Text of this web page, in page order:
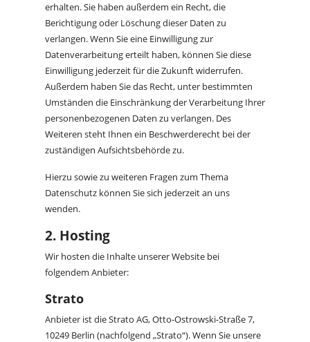
erhalten. Sie haben außerdem ein Recht, die
Berichtigung oder Löschung dieser Daten zu
verlangen. Wenn Sie eine Einwilligung zur
Datenverarbeitung erteilt haben, können Sie diese
Einwilligung jederzeit für die Zukunft widerrufen.
Außerdem haben Sie das Recht, unter bestimmten
Umständen die Einschränkung der Verarbeitung Ihrer
personenbezogenen Daten zu verlangen. Des
Weiteren steht Ihnen ein Beschwerderecht bei der
zuständigen Aufsichtsbehörde zu.
Hierzu sowie zu weiteren Fragen zum Thema
Datenschutz können Sie sich jederzeit an uns
wenden.
2. Hosting
Wir hosten die Inhalte unserer Website bei
folgendem Anbieter:
Strato
Anbieter ist die Strato AG, Otto-Ostrowski-Straße 7,
10249 Berlin (nachfolgend „Strato“). Wenn Sie unsere